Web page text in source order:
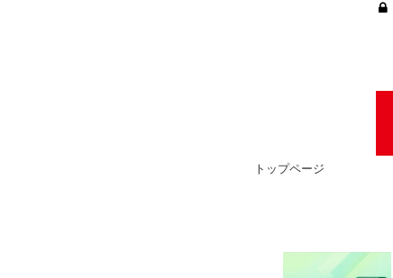
トップページ